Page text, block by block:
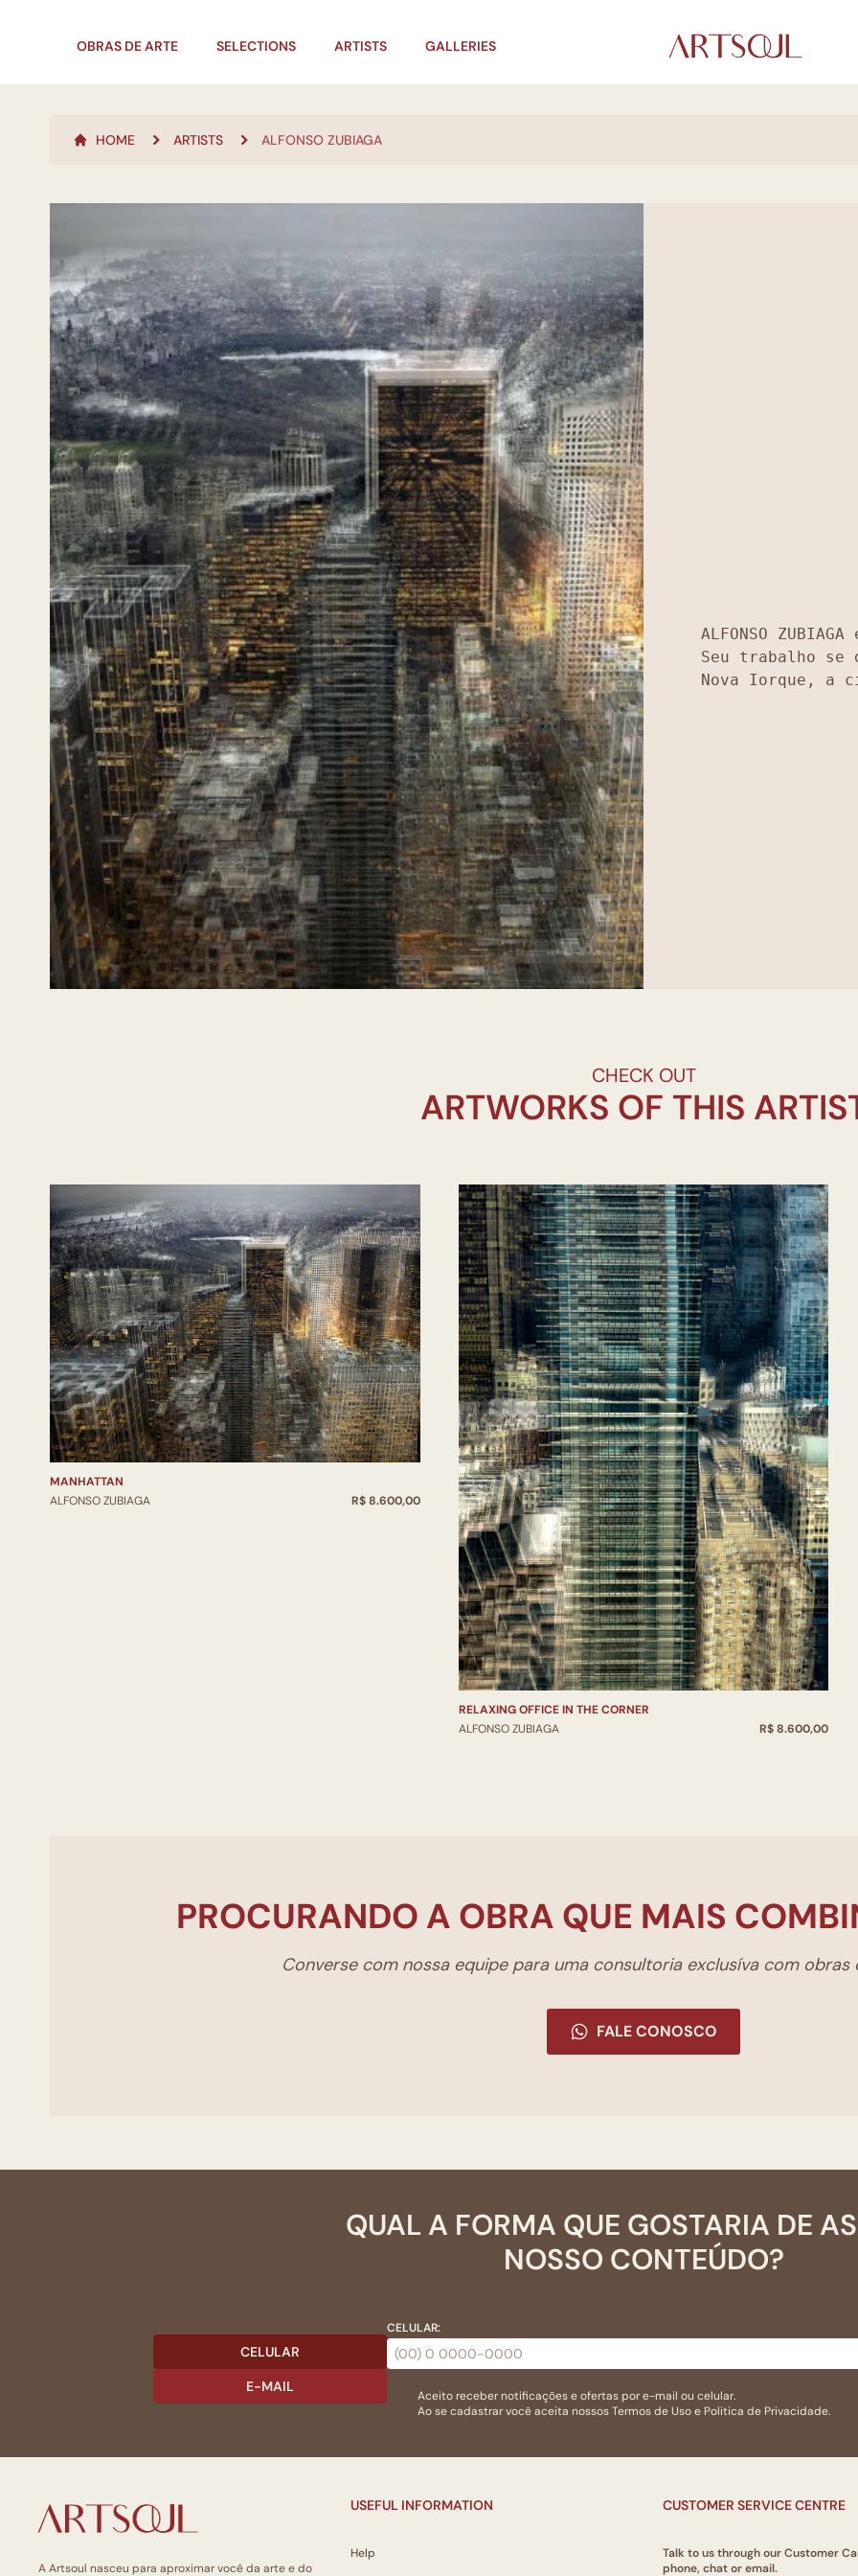
OBRAS DE ARTE SELECTIONS ARTISTS GALLERIES
HOME ARTISTS ALFONSO ZUBIAGA
ALFONSO
Seu trabalho se
Nova Iorque, a
CHECK OUT
ARTWORKS OF THIS
MANHATTAN
ALFONSO ZUBIAGA
R$ 8.600,00
RELAXING OFFICE IN THE CORNER
ALFONSO ZUBIAGA
R$ 8.600,00
PROCURANDO A OBRA QUE MAIS
Converse com nossa equipe para uma consultoria exclusíva com obras
FALE CONOSCO
QUAL A FORMA QUE GOSTARIA DE
NOSSO CONTEÚDO?
CELULAR
E-MAIL
CELULAR:
Aceito receber notificações e ofertas por e-mail ou celular.
Ao se cadastrar você aceita nossosTermos de Usoe Politica de Privacidade.
A Artsoul nasceu para aproximar você da arte e do
USEFUL INFORMATION
Help
CUSTOMER SERVICE CENTRE
Talk to us through our Customer
phone, chat or email.